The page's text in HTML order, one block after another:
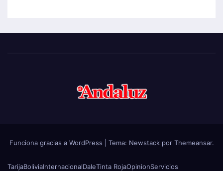
Funciona gracias a WordPress Tema: Newstackpor Themeansar.
TarijaBoliviaInternacionalDaleTinta RojaOpinionServicios